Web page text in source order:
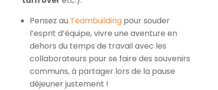
Pensez au Teambuildingpour souder
l’esprit d’équipe, vivre une aventure en
dehors du temps de travail avec les
collaborateurs pour se faire des souvenirs
communs, à partager lors de la pause
déjeuner justement !